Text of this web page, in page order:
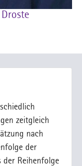
zeitgleich
nach
der
der Reihenfolge